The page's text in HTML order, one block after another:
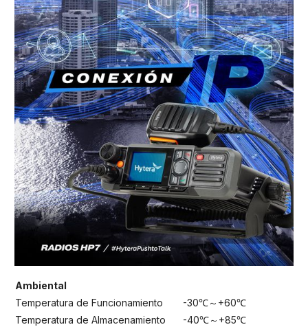
Ambiental
Temperatura de Funcionamiento
-30℃～+60℃
Temperatura de Almacenamiento
-40℃～+85℃